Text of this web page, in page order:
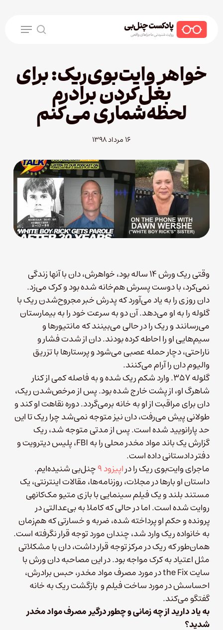
search
Menu
خواهر وایت‌بوی‌ریک: برای
بغل‌کردن برادرم
لحظه‌شماری می‌کنم
۱۶ مرداد ۱۳۹۸
وقتی ریک ورش ۱۴ ساله بود، خواهرش، دان با آنها زندگی
نمی‌کرد، با دوست پسرش هم‌خانه شده بود و کرک می‌زد.
دان روزی را به یاد می‌آورد که پدرش خبر مجروح‌شدن ریک با
گلوله را به او می‌دهد. آن دو به سرعت خود را به بیمارستان
می‌رسانند و ریک را در حالی می‌بینند که مانتیورها و
سیم‌هایی او را احاطه کرده بودند. دان از شدت فشار و
ناراحتی، دچار حمله عصبی می‌شود و پرستارها با تزریق
والیوم دان را آرام می‌کنند.
گلوله ۳۵۷. وارد شکم ریک شده و به فاصله کمی از کنار
شاهرگ او، از پشت خارج شده بود. پس از مرخص‌شدن ریک،
دان برای مراقبت از او به خانه برمی‌گردد. دوره نقاهت او کند و
طولانی پیش می‌رفت، دان نیز متوجه نمی‌شد چرا ریک تا این
حد پارانویید شده است. پس از مدتی متوجه شد، ریک
گزارش یک باند مواد مخدر محلی را به FBI، پلیس دیترویت و
دفتر دادستانی داده است.
ماجرای وایت‌بوی ریک را دراپیزود ۹ چنل‌بی شنیده‌ایم.
داستان او بارها در مجلات، روزنامه‌ها، مقالات اینترنتی، یک
مستند بلند و یک فیلم سینمایی با بازی متیو مک‌کانهی
روایت شده است. اما در حالی که کاملا به بی‌عدالتی در
پرونده و حکم او پرداخته شده، ضربه و خسارتی که هم‌زمان
به خانواده ریک وارد شد، چندان مورد توجه قرار نگرفته است.
همان‌طور که ریک در مرکز توجه قرار داشت، دان با مشکلاتی
مثل اعتیاد به کرک مواجه بود. در این مصاحبه دان ورش با
سایت the Fix در مورد مصرف مواد مخدر، حبس برادرش،
احساسش در مورد ساخت فیلم و بازگشت ریک به خانه
گفتگو می‌کند.
به یاد دارید از چه زمانی و چطور درگیر مصرف مواد مخدر
شدید؟